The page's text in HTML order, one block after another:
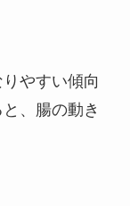
やすい傾向
、腸の動き